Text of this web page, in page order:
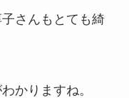
さんもとても綺
かりますね。